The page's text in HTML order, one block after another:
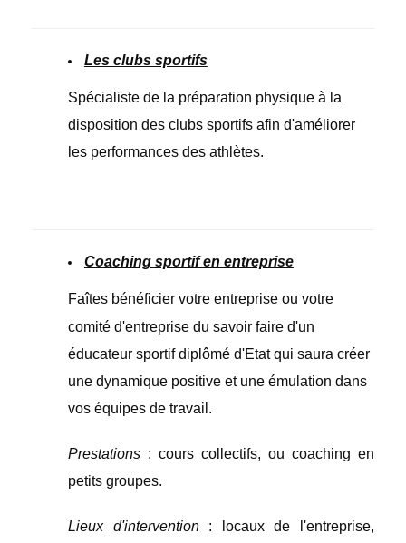
Les clubs sportifs
Spécialiste de la préparation physique à la
disposition des clubs sportifs afin d'améliorer
les performances des athlètes.
Coaching sportif en entreprise
Faîtes bénéficier votre entreprise ou votre
comité d'entreprise du savoir faire d'un
éducateursportif diplômé d'Etat qui saura créer
une dynamique positive et une émulation dans
vos équipes de travail.
Prestations : cours collectifs, ou coaching en
petits groupes.
Lieux d'intervention: locaux de l'entreprise,